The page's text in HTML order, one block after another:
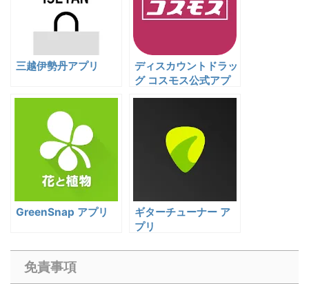
三越伊勢丹アプリ
ディスカウントドラッ
グ コスモス公式アプ
リ
GreenSnap アプリ
ギターチューナー ア
プリ
免責事項